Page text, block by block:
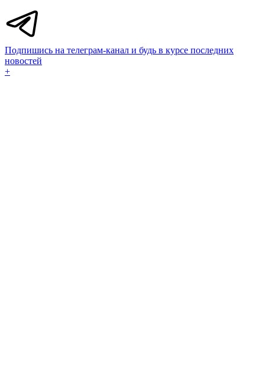
Подпишись на телеграм-канал и будь в курсе последних
новостей
+